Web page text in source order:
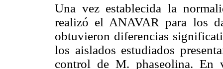
Una vez establecida la
realizó el ANAVAR para los
obtuvieron diferencias
los aislados estudiados
control de M. phaseolina. En